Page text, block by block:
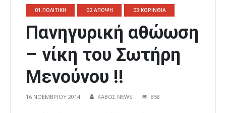
01.ΠΟΛΙΤΙΚΗ 02.ΑΠΟΨΗ 03.ΚΟΡΙΝΘΙΑ
Πανηγυρική αθώωση
– νίκη του Σωτήρη
Μενούνου !!
16 ΝΟΕΜΒΡΊΟΥ 2014 ΚΑΒΟΣ NEWS 858